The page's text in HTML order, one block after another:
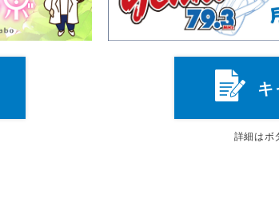
キ
詳細はボ